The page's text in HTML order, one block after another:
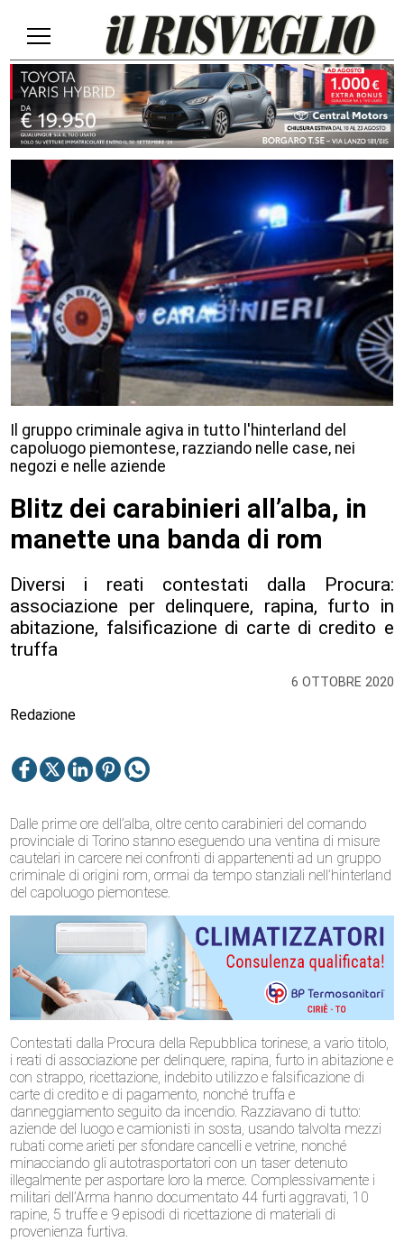
6 OTTOBRE 2020
Il gruppo criminale agiva in tutto l'hinterland del
capoluogo piemontese, razziando nelle case, nei
negozi e nelle aziende
Blitz dei carabinieri all’alba, in
manette una banda di rom
Diversi i reati contestati dalla Procura:
associazione per delinquere, rapina, furto in
abitazione, falsificazione di carte di credito e
truffa
Redazione
Dalle prime ore dell’alba, oltre cento carabinieri del comando
provinciale di Torino stanno eseguendo una ventina di misure
cautelari in carcere nei confronti di appartenenti ad un gruppo
criminale di origini rom, ormai da tempo stanziali nell’hinterland
del capoluogo piemontese.
Contestati dalla Procura della Repubblica torinese, a vario titolo,
i reati di associazione per delinquere, rapina, furto in abitazione e
con strappo, ricettazione, indebito utilizzo e falsificazione di
carte di credito e di pagamento, nonché truffa e
danneggiamento seguito da incendio. Razziavano di tutto:
aziende del luogo e camionisti in sosta, usando talvolta mezzi
rubati come arieti per sfondare cancelli e vetrine, nonché
minacciando gli autotrasportatori con un taser detenuto
illegalmente per asportare loro la merce. Complessivamente i
militari dell’Arma hanno documentato 44 furti aggravati, 10
rapine, 5 truffe e 9 episodi di ricettazione di materiali di
provenienza furtiva.